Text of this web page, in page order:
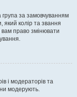
група за замовчуванням
який колір та звання
право змінювати
і модераторів та
модерують.